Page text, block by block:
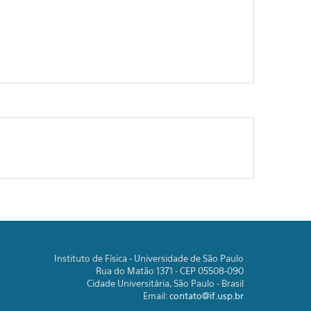
Instituto de Física - Universidade de São Paulo
Rua do Matão 1371 - CEP 05508-090
Cidade Universitária, São Paulo - Brasil
Email:contato@if.usp.br